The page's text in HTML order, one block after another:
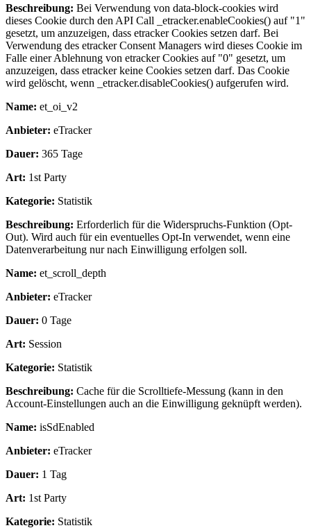
Beschreibung: Bei Verwendung von data-block-cookies wird
dieses Cookie durch den API Call _etracker.enableCookies() auf "1"
gesetzt, um anzuzeigen, dass etracker Cookies setzen darf. Bei
Verwendung des etracker Consent Managers wird dieses Cookie im
Falle einer Ablehnung von etracker Cookies auf "0" gesetzt, um
anzuzeigen, dass etracker keine Cookies setzen darf. Das Cookie
wird gelöscht, wenn _etracker.disableCookies() aufgerufen wird.
Name: et_oi_v2
Anbieter: eTracker
Dauer: 365 Tage
Art: 1st Party
Kategorie: Statistik
Beschreibung: Erforderlich für die Widerspruchs-Funktion (Opt-
Out). Wird auch für ein eventuelles Opt-In verwendet, wenn eine
Datenverarbeitung nur nach Einwilligung erfolgen soll.
Name: et_scroll_depth
Anbieter: eTracker
Dauer: 0 Tage
Art: Session
Kategorie: Statistik
Beschreibung: Cache für die Scrolltiefe-Messung (kann in den
Account-Einstellungen auch an die Einwilligung geknüpft werden).
Name: isSdEnabled
Anbieter: eTracker
Dauer: 1 Tag
Art: 1st Party
Kategorie: Statistik